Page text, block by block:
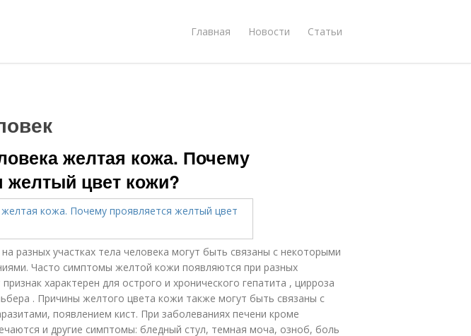
Главная Новости Статьи
желтая кожа. Почему
желтый цвет кожи?
разных участках тела человека могут быть связаны с некоторыми
Часто симптомы желтой кожи появляются при разных
характерен для острого и хронического гепатита , цирроза
. Причины желтого цвета кожи также могут быть связаны с
появлением кист. При заболеваниях печени кроме
и другие симптомы: бледный стул, темная моча, озноб, боль